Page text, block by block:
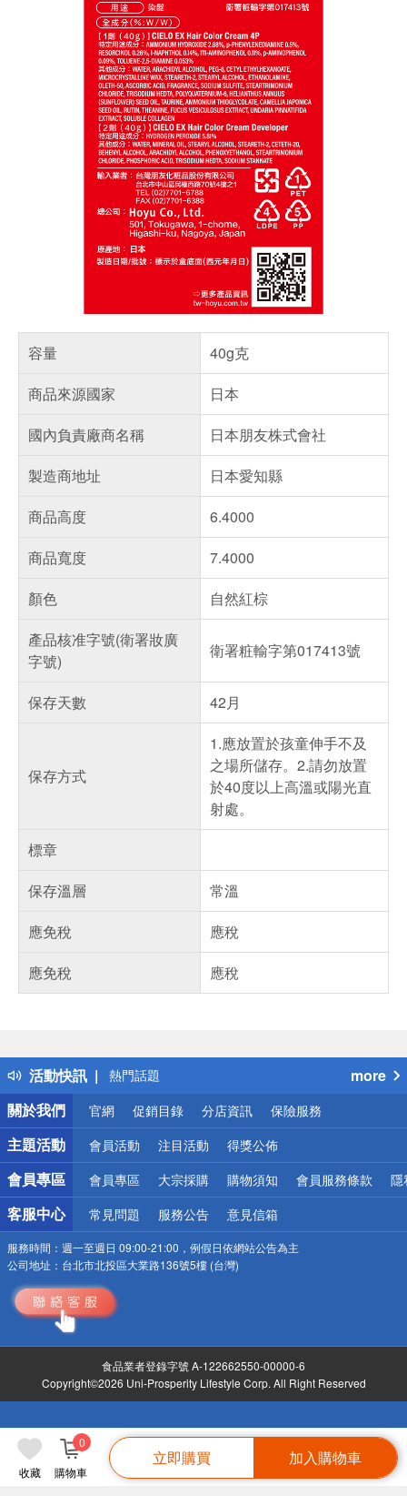
收藏 購物車
0
立即購買 加入購物車
容量
40g克
商品來源國家
日本
國內負責廠商名稱
日本朋友株式會社
製造商地址
日本愛知縣
商品高度
6.4000
商品寬度
7.4000
顏色
自然紅棕
產品核准字號(衛署妝廣
字號)
衛署粧輸字第017413號
保存天數 42月
保存方式
1.應放置於孩童伸手不及
之場所儲存。2.請勿放置
於40度以上高溫或陽光直
射處。
標章
保存溫層
常溫
應免稅
應稅
應免稅
應稅
活動快訊
得獎公告
熱門話題
銀行優惠
偏遠地區配送
詐騙網頁！請小心！
more
關於我們
官網 促銷目錄 分店資訊 保險服務
主題活動 會員活動 注目活動 得獎公佈
會員專區 會員專區 大宗採購 購物須知 會員服務條款 隱
客服中心 常見問題 服務公告 意見信箱
服務時間： 週一至週日 09:00-21:00，例假日依網站公告為主
公司地址： 台北市北投區大業路136號5樓 (台灣)
食品業者登錄字號 A-122662550-00000-6
Copyright©2026 Uni-Prosperity Lifestyle Corp. All Right Reserved